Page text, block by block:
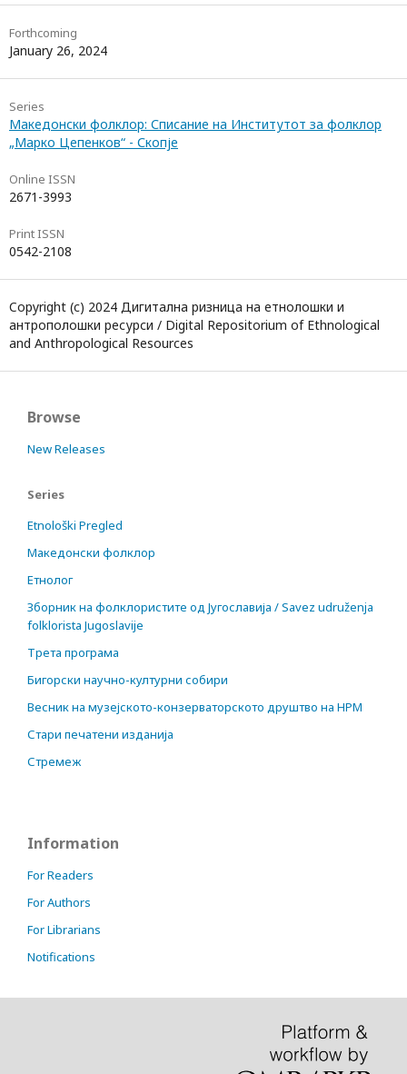
Forthcoming
January 26, 2024
Series
Македонски фолклор: Списание на Институтот за фолклор
„Марко Цепенков“ - Скопје
Online ISSN
2671-3993
Print ISSN
0542-2108
Copyright (c) 2024 Дигитална ризница на етнолошки и
антрополошки ресурси / Digital Repositorium of Ethnological
and Anthropological Resources
Browse
New Releases
Series
Etnološki Pregled
Македонски фолклор
Етнолог
Зборник на фолклористите од Југославија / Savez udruženja
folklorista Jugoslavije
Трета програма
Бигорски научно-културни собири
Весник на музејското-конзерваторското друштво на НРМ
Стари печатени изданија
Стремеж
Information
For Readers
For Authors
For Librarians
Notifications